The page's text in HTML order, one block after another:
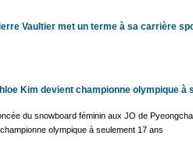
Vaultier met un terme à sa carrière
Kim devient championne olympique à
du snowboard féminin aux JO de
olympique à seulement 17 ans